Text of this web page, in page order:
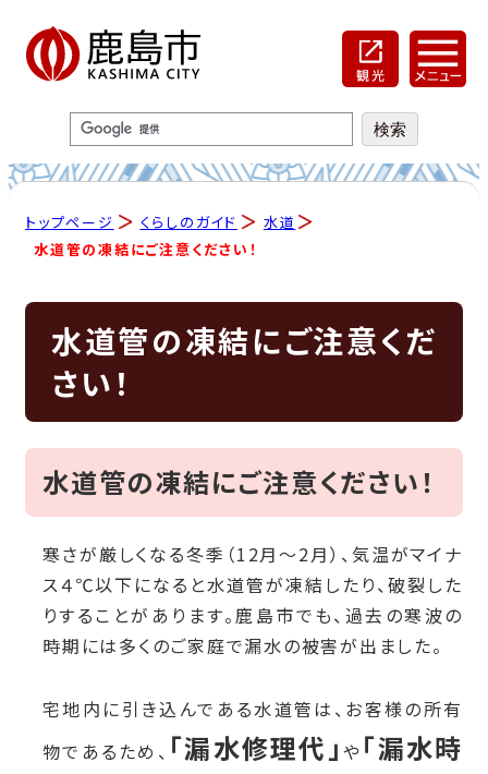
トップページ くらしのガイド
水道
水道管の凍結にご注意ください！
水道管の凍結にご注意くだ
さい！
水道管の凍結にご注意ください！
寒さが厳しくなる冬季（12月～2月）、気温がマイナ
ス４℃以下になると水道管が凍結したり、破裂した
りすることがあります。鹿島市でも、過去の寒波の
時期には多くのご家庭で漏水の被害が出ました。
宅地内に引き込んである水道管は、お客様の所有
物であるため、 「漏水修理代」や 「漏水時